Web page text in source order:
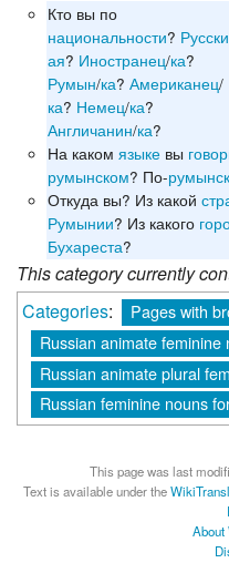
Кто вы по
национальности?
ая? Иностранец/ка?
Румын/ка?Американец/
ка? Немец/ка?
Англичанин/ка?
На какомязыке вы
румынском? По-
Откуда вы? Из какой
Румынии? Из какого
Бухареста?
This category currently
Categories: Pages with
Russian animate feminine
Russian animate plural
Russian feminine nouns
This page was last
Text is available under the
About